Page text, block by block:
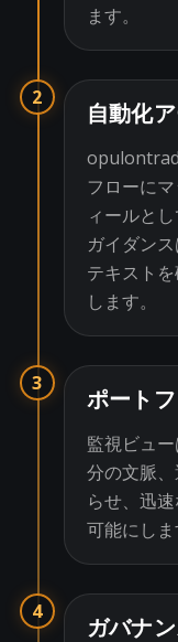
ます。
2
自動化
フローに
ィールと
ガイダン
テキスト
します。
3
ポート
監視ビュ
分の文脈
らせ、迅
可能にしま
4
ガバナ